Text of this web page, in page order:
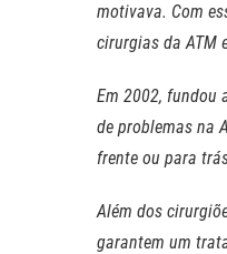
motivava. Com
cirurgias da ATM
Em 2002, fundou
de problemas na
frente ou para
Além dos
garantem um